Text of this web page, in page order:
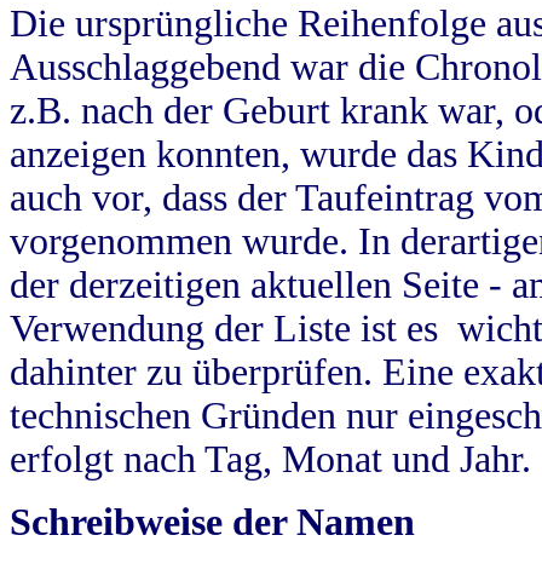
Die ursprüngliche Reihenfolge
Ausschlaggebend war die
z.B. nach der Geburt krank war,
anzeigen konnten, wurde das
auch vor, dass der Taufeintrag
vorgenommen wurde. In
der derzeitigen aktuellen Seite -
Verwendung der Liste ist es
dahinter zu überprüfen. Eine
technischen Gründen nur
erfolgt nach Tag, Monat und Jahr.
Schreibweise der Namen